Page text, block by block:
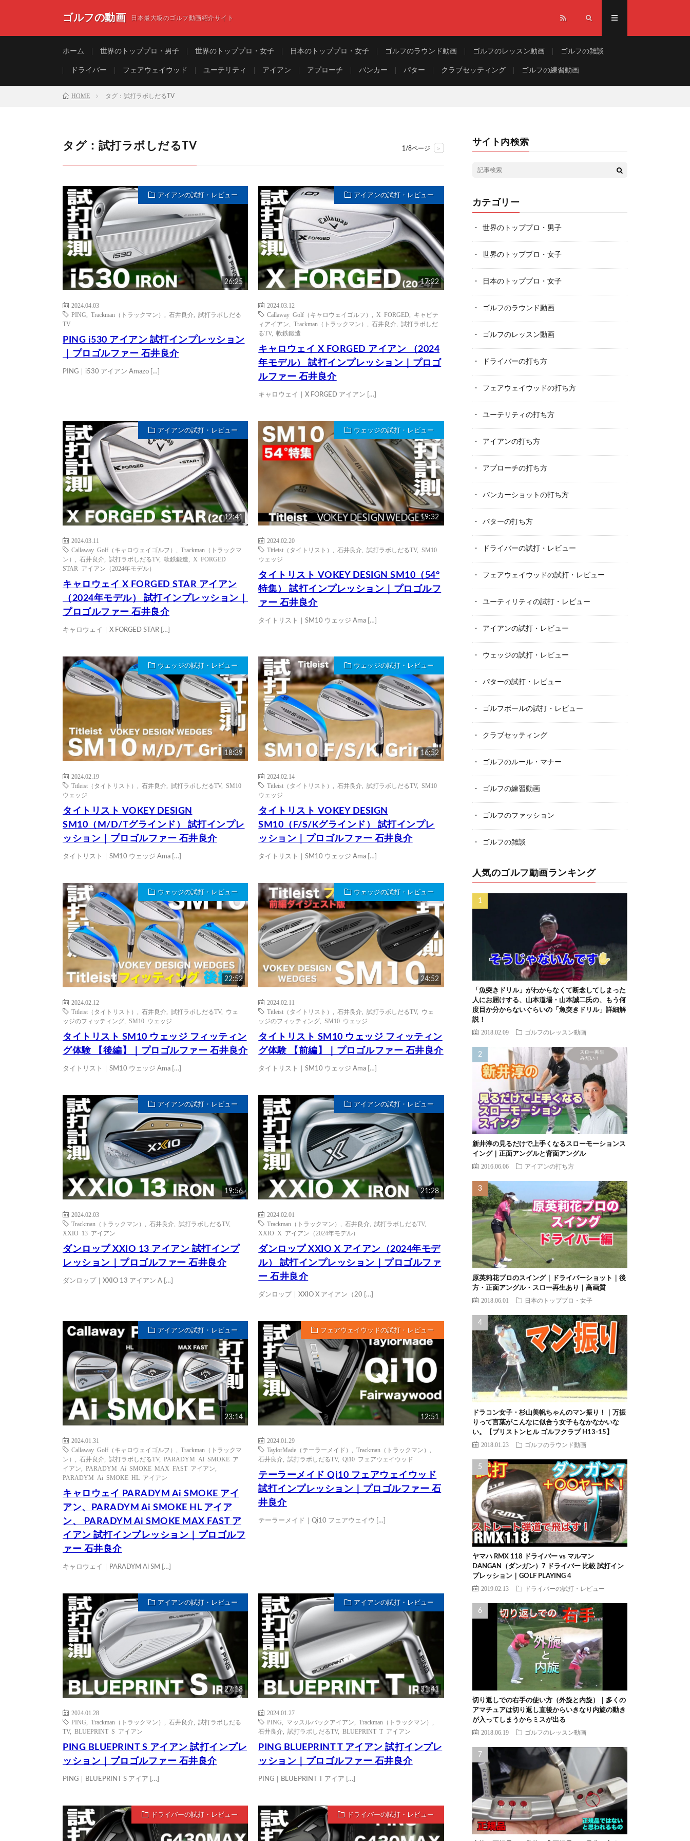
ゴルフの動画 日本最大級のゴルフ動画紹介サイト
ホーム 世界のトッププロ・男子 世界のトッププロ・女子 日本のトッププロ・女子 ゴルフのラウンド動画 ゴルフのレッスン動画 ゴルフの雑談
ドライバー フェアウェイウッド ユーテリティ アイアン アプローチ バンカー パター クラブセッティング ゴルフの練習動画
HOME タグ：試打ラボしだるTV
タグ：試打ラボしだるTV 1/8ページ >
アイアンの試打・レビュー
26:25
2024.04.03
PING
Trackman（トラックマン） 石井良介
試打ラボしだる
TV
PING i530 アイアン 試打インプレッション
｜プロゴルファー 石井良介
PING｜i530 アイアン Amazo […]
アイアンの試打・レビュー
17:22
2024.03.12
Callaway Golf（キャロウェイゴルフ）
X FORGED
キャビテ
ィアイアン
,Trackman（トラックマン） ,石井良介 ,試打ラボしだ
るTV,軟鉄鍛造
キャロウェイ X FORGED アイアン （2024
年モデル） 試打インプレッション｜プロゴ
ルファー 石井良介
キャロウェイ｜X FORGED アイアン […]
アイアンの試打・レビュー
12:41
2024.03.11
Callaway Golf（キャロウェイゴルフ）
Trackman（トラックマ
ン）
石井良介 試打ラボしだるTV, 軟鉄鍛造
X FORGED
STAR アイアン（2024年モデル）
キャロウェイ X FORGED STAR アイアン
（2024年モデル） 試打インプレッション｜
プロゴルファー 石井良介
キャロウェイ｜X FORGED STAR […]
ウェッジの試打・レビュー
19:32
2024.02.20
Titleist（タイトリスト）
,石井良介 ,試打ラボしだるTV,SM10
ウェッジ
タイトリスト VOKEY DESIGN SM10（54°
特集） 試打インプレッション｜プロゴルフ
ァー 石井良介
タイトリスト｜SM10 ウェッジ Ama […]
ウェッジの試打・レビュー
18:39
2024.02.19
Titleist（タイトリスト）
石井良介 試打ラボしだるTV, SM10
ウェッジ
タイトリスト VOKEY DESIGN
SM10（M/D/Tグラインド） 試打インプレ
ッション｜プロゴルファー 石井良介
タイトリスト｜SM10 ウェッジ Ama […]
ウェッジの試打・レビュー
16:52
2024.02.14
Titleist（タイトリスト）
,石井良介 ,試打ラボしだるTV, SM10
ウェッジ
タイトリスト VOKEY DESIGN
SM10（F/S/Kグラインド） 試打インプレ
ッション｜プロゴルファー 石井良介
タイトリスト｜SM10 ウェッジ Ama […]
ウェッジの試打・レビュー
22:52
2024.02.12
Titleist（タイトリスト）
石井良介 試打ラボしだるTV, ウェ
ッジのフィッティング
SM10 ウェッジ
タイトリスト SM10 ウェッジ フィッティン
グ体験 【後編】｜プロゴルファー 石井良介
タイトリスト｜SM10 ウェッジ Ama […]
ウェッジの試打・レビュー
24:52
2024.02.11
Titleist（タイトリスト）
,石井良介 ,試打ラボしだるTV, ウェ
ッジのフィッティング
SM10 ウェッジ
タイトリスト SM10 ウェッジ フィッティン
グ体験 【前編】｜プロゴルファー 石井良介
タイトリスト｜SM10 ウェッジ Ama […]
アイアンの試打・レビュー
19:56
2024.02.03
Trackman（トラックマン）
石井良介 試打ラボしだるTV,
XXIO 13 アイアン
ダンロップ XXIO 13 アイアン 試打インプ
レッション｜プロゴルファー 石井良介
ダンロップ｜XXIO 13 アイアン A […]
アイアンの試打・レビュー
21:28
2024.02.01
Trackman（トラックマン）
,石井良介 ,試打ラボしだるTV,
XXIO X アイアン（2024年モデル）
ダンロップ XXIO X アイアン（2024年モデ
ル） 試打インプレッション｜プロゴルファ
ー 石井良介
ダンロップ｜XXIO X アイアン（20 […]
アイアンの試打・レビュー
23:14
2024.01.31
Callaway Golf（キャロウェイゴルフ）
Trackman（トラックマ
ン）
石井良介 試打ラボしだるTV, PARADYM Ai SMOKE ア
イアン
PARADYM Ai SMOKE MAX FAST アイアン
PARADYM Ai SMOKE HL アイアン
キャロウェイ PARADYM Ai SMOKE アイ
アン、PARADYM Ai SMOKE HL アイア
ン、 PARADYM Ai SMOKE MAX FAST ア
イアン 試打インプレッション｜プロゴルフ
ァー 石井良介
キャロウェイ｜PARADYM Ai SM […]
フェアウェイウッドの試打・レビュー
12:51
2024.01.29
TaylorMade（テーラーメイド）
,Trackman（トラックマン）
石井良介 ,試打ラボしだるTV,Qi10 フェアウェイウッド
テーラーメイド Qi10 フェアウェイウッド
試打インプレッション｜プロゴルファー 石
井良介
テーラーメイド｜Qi10 フェアウェイウ […]
アイアンの試打・レビュー
27:18
2024.01.28
PING
Trackman（トラックマン） 石井良介
試打ラボしだる
TV, BLUEPRINT S アイアン
PING BLUEPRINT S アイアン 試打インプレ
ッション｜プロゴルファー 石井良介
PING｜BLUEPRINT S アイア […]
アイアンの試打・レビュー
31:41
2024.01.27
PING
マッスルバックアイアン ,Trackman（トラックマン）
石井良介 ,試打ラボしだるTV,BLUEPRINT T アイアン
PING BLUEPRINT T アイアン 試打インプレ
ッション｜プロゴルファー 石井良介
PING｜BLUEPRINT T アイア […]
ドライバーの試打・レビュー ドライバーの試打・レビュー
サイト内検索
カテゴリー
世界のトッププロ・男子
世界のトッププロ・女子
日本のトッププロ・女子
ゴルフのラウンド動画
ゴルフのレッスン動画
ドライバーの打ち方
フェアウェイウッドの打ち方
ユーテリティの打ち方
アイアンの打ち方
アプローチの打ち方
バンカーショットの打ち方
パターの打ち方
ドライバーの試打・レビュー
フェアウェイウッドの試打・レビュー
ユーティリティの試打・レビュー
アイアンの試打・レビュー
ウェッジの試打・レビュー
パターの試打・レビュー
ゴルフボールの試打・レビュー
クラブセッティング
ゴルフのルール・マナー
ゴルフの練習動画
ゴルフのファッション
ゴルフの雑談
人気のゴルフ動画ランキング
「魚突きドリル」がわからなくて断念してしまった
人にお届けする、山本道場・山本誠二氏の、もう何
度目か分からないぐらいの「魚突きドリル」詳細解
説！
2018.02.09 ゴルフのレッスン動画
新井淳の見るだけで上手くなるスローモーションス
イング｜正面アングルと背面アングル
2016.06.06 アイアンの打ち方
原英莉花プロのスイング｜ドライバーショット｜後
方・正面アングル・スロー再生あり｜高画質
2018.06.01 日本のトッププロ・女子
ドラコン女子・杉山美帆ちゃんのマン振り！｜万振
りって言葉がこんなに似合う女子もなかなかいな
い。【ブリストンヒル ゴルフクラブ H13-15】
2018.01.23 ゴルフのラウンド動画
ヤマハ RMX 118 ドライバー vs マルマン
DANGAN（ダンガン）7 ドライバー 比較 試打イン
プレッション｜GOLF PLAYING 4
2019.02.13 ドライバーの試打・レビュー
切り返しでの右手の使い方（外旋と内旋）｜多くの
アマチュアは切り返し直後からいきなり内旋の動き
が入ってしまうからミスが出る
2018.06.19 ゴルフのレッスン動画